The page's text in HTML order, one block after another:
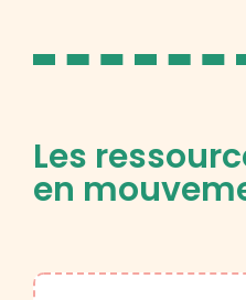
Les
en